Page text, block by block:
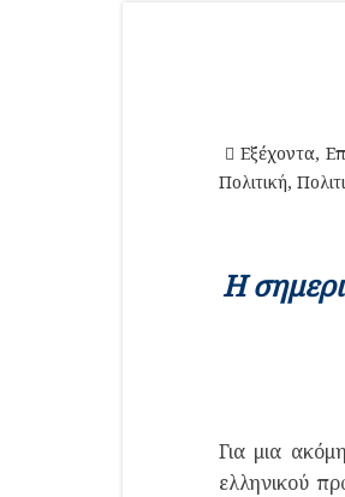
Εξέχοντα,
Πολιτική,
Η
Για μια
ελληνικού